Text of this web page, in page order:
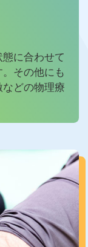
態に合わせて
その他にも
どの物理療